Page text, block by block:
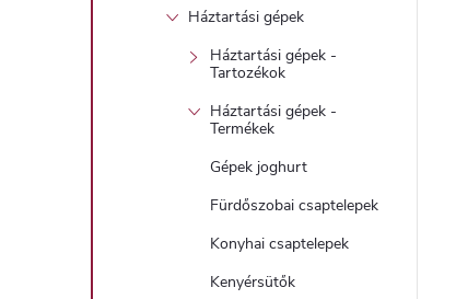
Háztartási gépek
Háztartási gépek -
Tartozékok
Háztartási gépek -
Termékek
Gépek joghurt
Fürdőszobai csaptelepek
Konyhai csaptelepek
Kenyérsütők